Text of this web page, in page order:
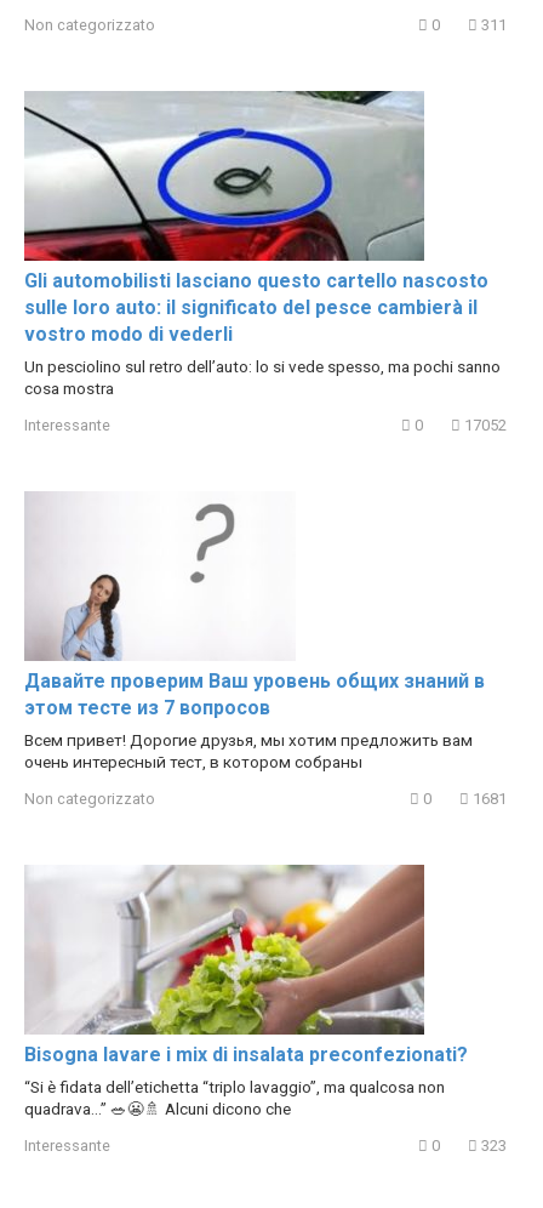
Non categorizzato 0 311
Gli automobilisti lasciano questo cartello nascosto
sulle loro auto: il significato del pesce cambierà il
vostro modo di vederli
Un pesciolino sul retro dell’auto: lo si vede spesso, ma pochi sanno
cosa mostra
Interessante 0 17052
Давайте проверим Ваш уровень общих знаний в
этом тесте из 7 вопросов
Всем привет! Дорогие друзья, мы хотим предложить вам
очень интересный тест, в котором собраны
Non categorizzato 0 1681
Bisogna lavare i mix di insalata preconfezionati?
“Si è fidata dell’etichetta “triplo lavaggio”, ma qualcosa non
quadrava…” 🥗😬🚿 Alcuni dicono che
Interessante 0 323